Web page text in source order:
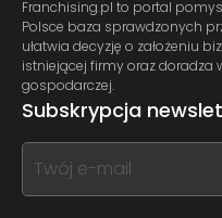
Franchising.pl to portal
Polsce baza sprawdzonych
ułatwia decyzję o założeniu
istniejącej firmy oraz doradza
gospodarczej.
Subskrypcja
If
you